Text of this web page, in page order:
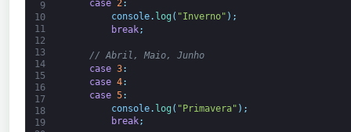
9
10
11
12
13
14
15
16
17
18
19
case 2:
console. log ( "Inverno" ) ;
break;
// Abril, Maio, Junho
case 3:
case 4:
case 5:
console. log ( "Primavera" ) ;
break;